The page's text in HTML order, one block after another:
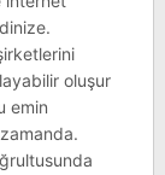
oluşur
emin